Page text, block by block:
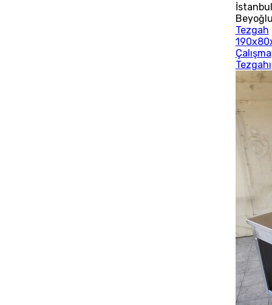
İstanbul
Tezgah
Çalışma
Tezgahı